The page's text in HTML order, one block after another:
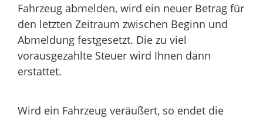
Fahrzeug abmelden, wird ein neuer Betrag für
den letzten Zeitraum zwischen Beginn und
Abmeldung festgesetzt. Die zu viel
vorausgezahlte Steuer wird Ihnen dann
erstattet.
Wird ein Fahrzeug veräußert, so endet die